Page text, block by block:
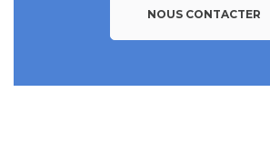
NOUS CONTACTER